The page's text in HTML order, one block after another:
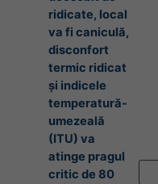
ridicate, local
va fi caniculă,
disconfort
termic ridicat
și indicele
temperatură-
umezeală
(ITU) va
atinge pragul
critic de 80